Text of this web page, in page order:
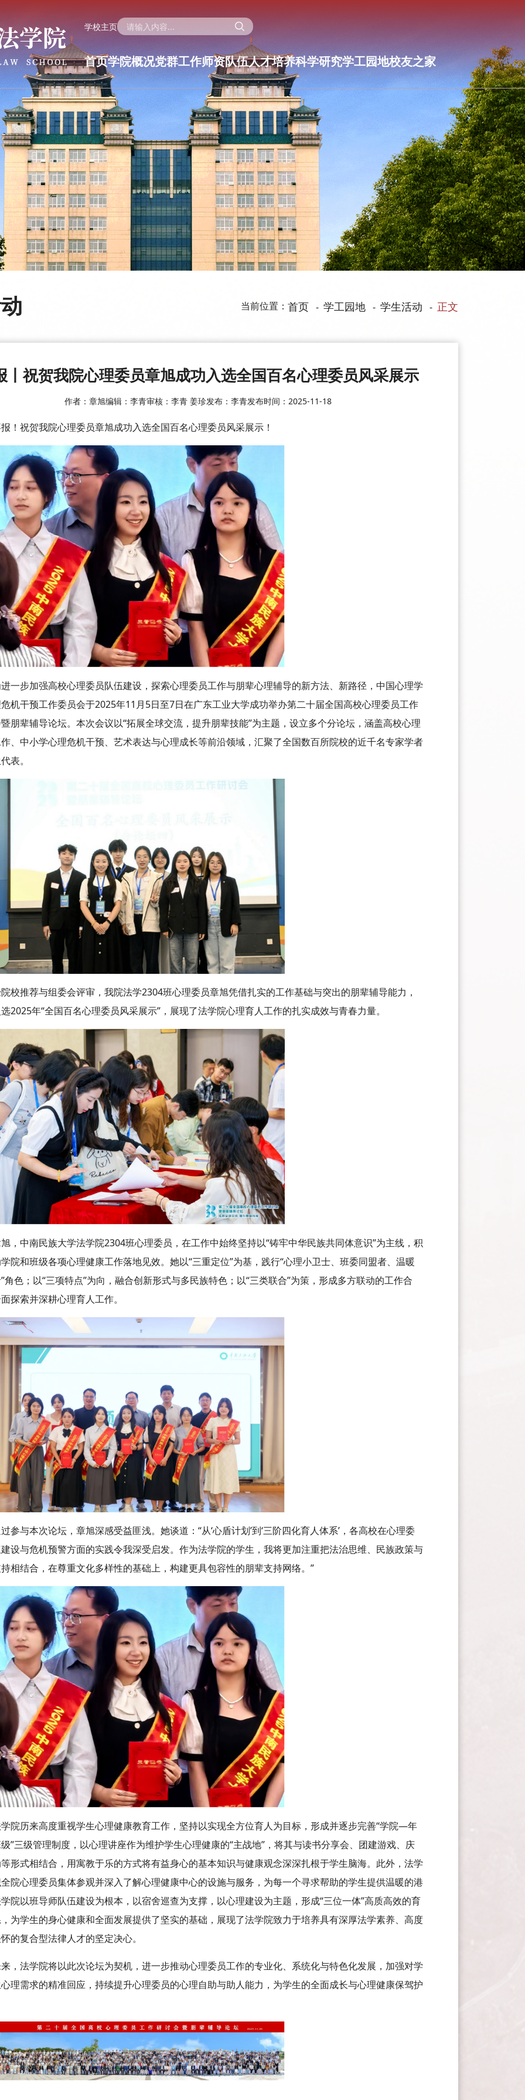
学校主页
首页学院概况党群工作师资队伍人才培养科学研究学工园地校友之家
当前位置： 首页 - 学工园地 - 学生活动 - 正文
丨祝贺我院心理委员章旭成功入选全国百名心理委员风采展示
作者：章旭编辑：李青审核：李青 姜珍发布：李青发布时间：2025-11-18
！祝贺我院心理委员章旭成功入选全国百名心理委员风采展示！
一步加强高校心理委员队伍建设，探索心理委员工作与朋辈心理辅导的新方法、新路径，中国心理学
机干预工作委员会于2025年11月5日至7日在广东工业大学成功举办第二十届全国高校心理委员工作
朋辈辅导论坛。本次会议以“拓展全球交流，提升朋辈技能”为主题，设立多个分论坛，涵盖高校心理
、中小学心理危机干预、艺术表达与心理成长等前沿领域，汇聚了全国数百所院校的近千名专家学者
表。
校推荐与组委会评审，我院法学2304班心理委员章旭凭借扎实的工作基础与突出的朋辈辅导能力，
2025年“全国百名心理委员风采展示”，展现了法学院心理育人工作的扎实成效与青春力量。
，中南民族大学法学院2304班心理委员，在工作中始终坚持以“铸牢中华民族共同体意识”为主线，积
院和班级各项心理健康工作落地见效。她以“三重定位”为基，践行“心理小卫士、班委同盟者、温暖
角色；以“三项特点”为向，融合创新形式与多民族特色；以“三类联合”为策，形成多方联动的工作合
探索并深耕心理育人工作。
参与本次论坛，章旭深感受益匪浅。她谈道：“从‘心盾计划’到‘三阶四化育人体系’，各高校在心理委
设与危机预警方面的实践令我深受启发。作为法学院的学生，我将更加注重把法治思维、民族政策与
相结合，在尊重文化多样性的基础上，构建更具包容性的朋辈支持网络。”
院历来高度重视学生心理健康教育工作，坚持以实现全方位育人为目标，形成并逐步完善“学院—年
”三级管理制度，以心理讲座作为维护学生心理健康的“主战地”，将其与读书分享会、团建游戏、庆
形式相结合，用寓教于乐的方式将有益身心的基本知识与健康观念深深扎根于学生脑海。此外，法学
院心理委员集体参观并深入了解心理健康中心的设施与服务，为每一个寻求帮助的学生提供温暖的港
院以班导师队伍建设为根本，以宿舍巡查为支撑，以心理建设为主题，形成“三位一体”高质高效的育
为学生的身心健康和全面发展提供了坚实的基础，展现了法学院致力于培养具有深厚法学素养、高度
的复合型法律人才的坚定决心。
，法学院将以此次论坛为契机，进一步推动心理委员工作的专业化、系统化与特色化发展，加强对学
理需求的精准回应，持续提升心理委员的心理自助与助人能力，为学生的全面成长与心理健康保驾护